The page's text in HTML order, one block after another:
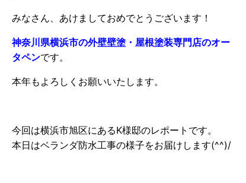
みなさん、あけましておめでとうございます！
神奈川県横浜市の外壁壁塗・屋根塗装専門店のオー
タペンです。
本年もよろしくお願いいたします。
今回は横浜市旭区にあるK様邸のレポートです。
本日はベランダ防水工事の様子をお届けします(^^)/